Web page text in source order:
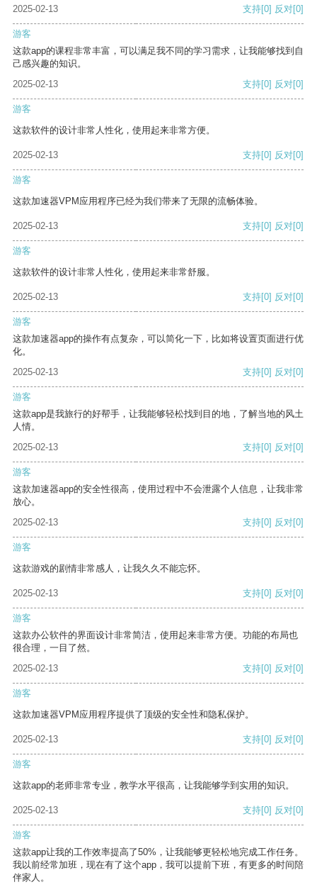
2025-02-13
支持[0] 反对[0]
游客
这款app的课程非常丰富，可以满足我不同的学习需求，让我能够找到自
己感兴趣的知识。
2025-02-13
支持[0] 反对[0]
游客
这款软件的设计非常人性化，使用起来非常方便。
2025-02-13 支持[0] 反对[0]
游客
这款加速器VPM应用程序已经为我们带来了无限的流畅体验。
2025-02-13 支持[0] 反对[0]
游客
这款软件的设计非常人性化，使用起来非常舒服。
2025-02-13 支持[0] 反对[0]
游客
这款加速器app的操作有点复杂，可以简化一下，比如将设置页面进行优
化。
2025-02-13
支持[0] 反对[0]
游客
这款app是我旅行的好帮手，让我能够轻松找到目的地，了解当地的风土
人情。
2025-02-13
支持[0] 反对[0]
游客
这款加速器app的安全性很高，使用过程中不会泄露个人信息，让我非常
放心。
2025-02-13
支持[0] 反对[0]
游客
这款游戏的剧情非常感人，让我久久不能忘怀。
2025-02-13 支持[0] 反对[0]
游客
这款办公软件的界面设计非常简洁，使用起来非常方便。功能的布局也
很合理，一目了然。
2025-02-13
支持[0] 反对[0]
游客
这款加速器VPM应用程序提供了顶级的安全性和隐私保护。
2025-02-13 支持[0] 反对[0]
游客
这款app的老师非常专业，教学水平很高，让我能够学到实用的知识。
2025-02-13 支持[0] 反对[0]
游客
这款app让我的工作效率提高了50%，让我能够更轻松地完成工作任务。
我以前经常加班，现在有了这个app，我可以提前下班，有更多的时间陪
伴家人。